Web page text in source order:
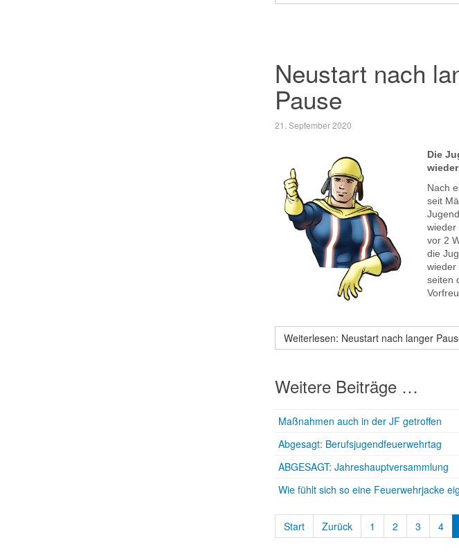
Neustart nach
Pause
21. September 2020
Die
wieder
Nach
seit
wieder
vor 2
die
wieder
seiten
Weiterlesen: Neustart nach langer
Weitere Beiträge …
Maßnahmen auch in der JF getroffen
Abgesagt: Berufsjugendfeuerwehrtag
ABGESAGT: Jahreshauptversammlung
Wie fühlt sich so eine Feuerwehrjacke
Start Zurück 1 2 3 4